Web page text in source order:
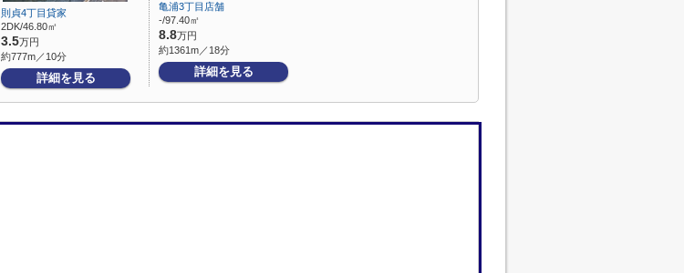
則貞4丁目貸家
2DK/46.80㎡
3.5万円
約777m／10分
詳細を見る
亀浦3丁目店舗
-/97.40㎡
8.8万円
約1361m／18分
詳細を見る